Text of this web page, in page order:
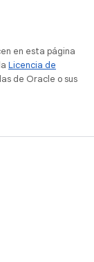
en esta página
Licencia de
de Oracle o sus